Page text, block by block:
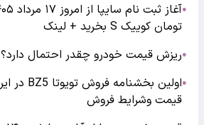
●
تومان کوییک S بخرید + لینک
●ریزش قیمت خودرو چقدر احتمال دارد؟
●
قیمت وشرایط فروش